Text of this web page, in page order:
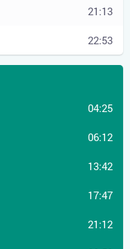
21:13
22:53
04:25
06:12
13:42
17:47
21:12